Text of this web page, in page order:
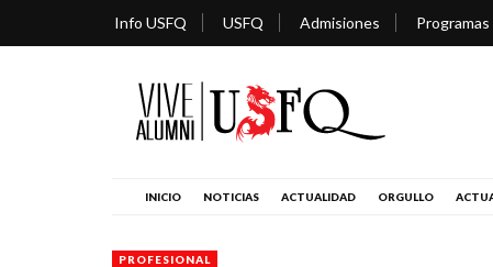
Info USFQ USFQ Admisiones
INICIO NOTICIAS ACTUALIDAD ORGULLO
PROFESIONAL